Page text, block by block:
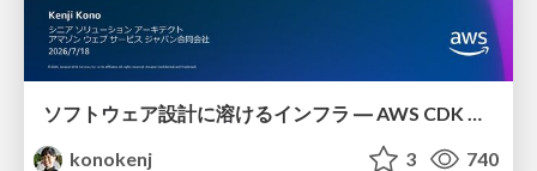
konokenj
3 740